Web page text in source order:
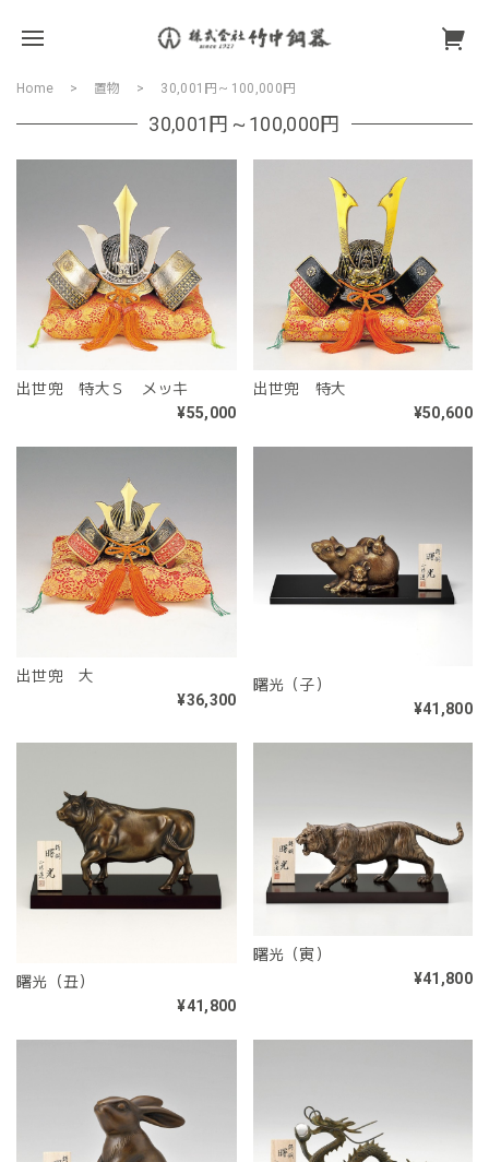
Home 置物 30,001円～100,000円
30,001円～100,000円
出世兜 特大Ｓ メッキ
¥55,000
出世兜 特大
¥50,600
出世兜 大
¥36,300
曙光（子）
¥41,800
曙光（丑）
¥41,800
曙光（寅）
¥41,800